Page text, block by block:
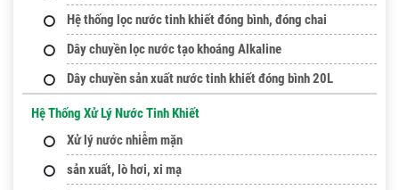
Hệ thống lọc nước tinh khiết đóng bình, đóng chai
Dây chuyền lọc nước tạo khoáng Alkaline
Dây chuyền sản xuất nước tinh khiết đóng bình 20L
Hệ Thống Xử Lý Nước Tinh Khiết
Xử lý nước nhiễm mặn
sản xuất, lò hơi, xi mạ